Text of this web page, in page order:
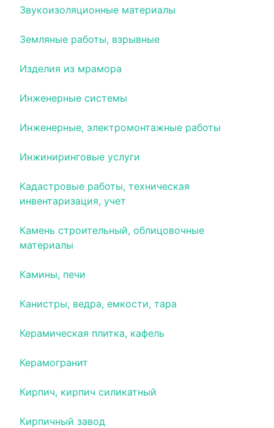
Звукоизоляционные материалы
Земляные работы, взрывные
Изделия из мрамора
Инженерные системы
Инженерные, электромонтажные работы
Инжиниринговые услуги
Кадастровые работы, техническая
инвентаризация, учет
Камень строительный, облицовочные
материалы
Камины, печи
Канистры, ведра, емкости, тара
Керамическая плитка, кафель
Керамогранит
Кирпич, кирпич силикатный
Кирпичный завод